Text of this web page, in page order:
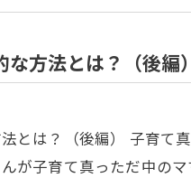
方法とは？（後編）
とは？（後編） 子育て
が子育て真っただ中の